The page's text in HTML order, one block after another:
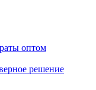
оптом
решение